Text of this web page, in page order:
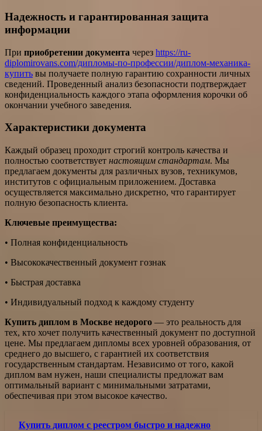
Надежность и гарантированная защита
информации
При приобретении документа через https://ru-
diplomirovans.com/дипломы-по-профессии/диплом-механика-
купить вы получаете полную гарантию сохранности личных
сведений. Проведенный анализ безопасности подтверждает
конфиденциальность каждого этапа оформления корочки об
окончании учебного заведения.
Характеристики документа
Каждый образец проходит строгий контроль качества и
полностью соответствует настоящим стандартам. Мы
предлагаем документы для различных вузов, техникумов,
институтов с официальным приложением. Доставка
осуществляется максимально дискретно, что гарантирует
полную безопасность клиента.
Ключевые преимущества:
• Полная конфиденциальность
• Высококачественный документ гознак
• Быстрая доставка
• Индивидуальный подход к каждому студенту
Купить диплом в Москве недорого — это реальность для
тех, кто хочет получить качественный документ по доступной
цене. Мы предлагаем дипломы всех уровней образования, от
среднего до высшего, с гарантией их соответствия
государственным стандартам. Независимо от того, какой
диплом вам нужен, наши специалисты предложат вам
оптимальный вариант с минимальными затратами,
обеспечивая при этом высокое качество.
Купить диплом с реестром быстро и надежно